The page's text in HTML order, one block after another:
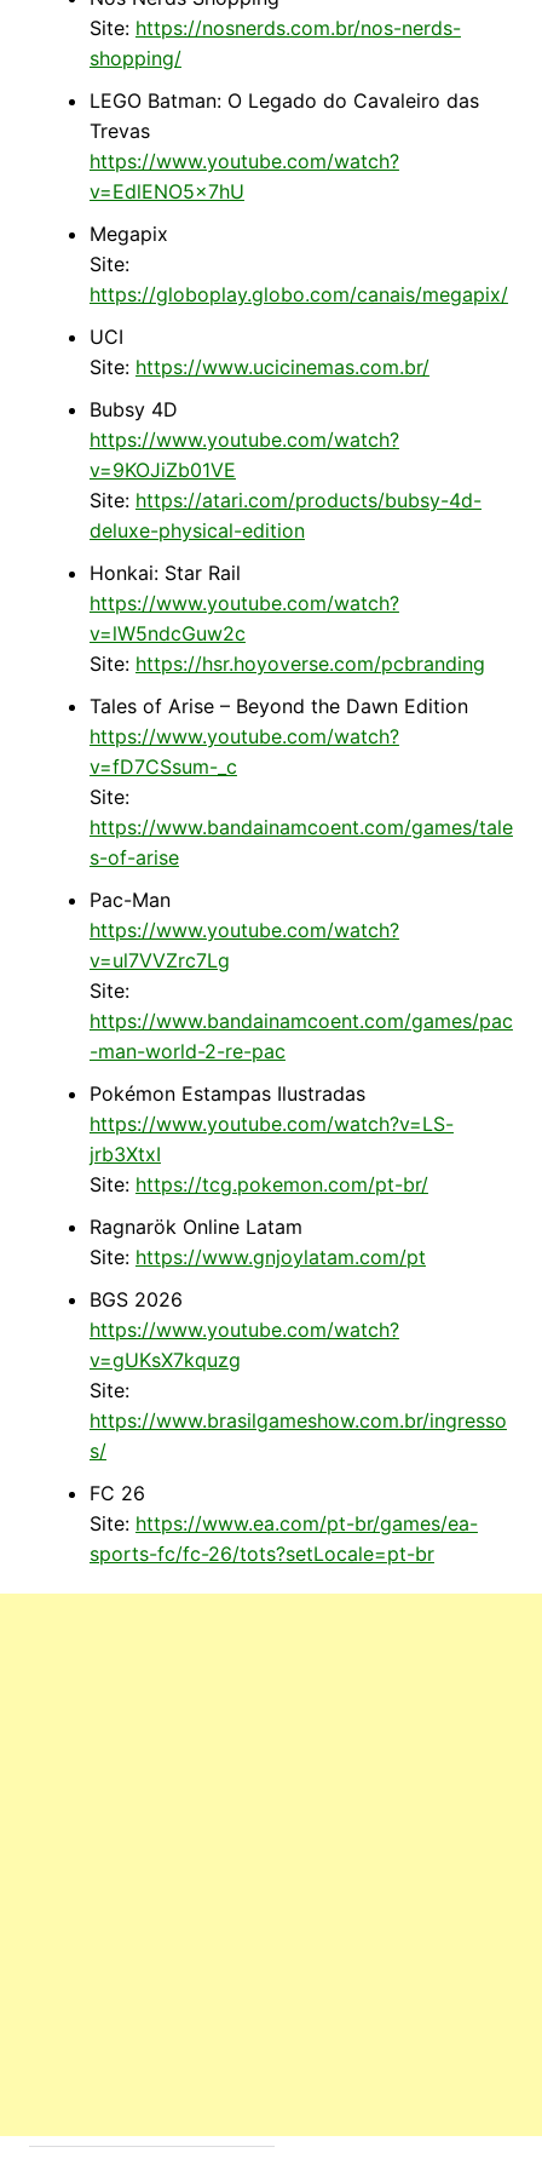
Site: https://nosnerds.com.br/nos-nerds-
shopping/
LEGO Batman: O Legado do Cavaleiro das
Trevas
https://www.youtube.com/watch?
v=EdlENO5x7hU
Megapix
Site:
https://globoplay.globo.com/canais/megapix/
UCI
Site: https://www.ucicinemas.com.br/
Bubsy 4D
https://www.youtube.com/watch?
v=9KOJiZb01VE
Site: https://atari.com/products/bubsy-4d-
deluxe-physical-edition
Honkai: Star Rail
https://www.youtube.com/watch?
v=lW5ndcGuw2c
Site: https://hsr.hoyoverse.com/pcbranding
Tales of Arise – Beyond the Dawn Edition
https://www.youtube.com/watch?
v=fD7CSsum-_c
Site:
https://www.bandainamcoent.com/games/tale
s-of-arise
Pac-Man
https://www.youtube.com/watch?
v=ul7VVZrc7Lg
Site:
https://www.bandainamcoent.com/games/pac
-man-world-2-re-pac
Pokémon Estampas Ilustradas
https://www.youtube.com/watch?v=LS-
jrb3XtxI
Site: https://tcg.pokemon.com/pt-br/
Ragnarök Online Latam
Site: https://www.gnjoylatam.com/pt
BGS 2026
https://www.youtube.com/watch?
v=gUKsX7kquzg
Site:
https://www.brasilgameshow.com.br/ingresso
s/
FC 26
Site: https://www.ea.com/pt-br/games/ea-
sports-fc/fc-26/tots?setLocale=pt-br